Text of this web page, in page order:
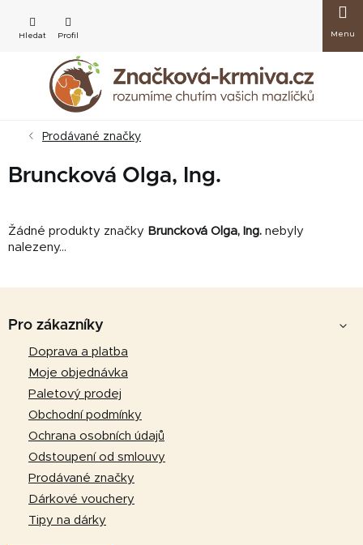
obsah
košík
Prodávané značky
Bruncková Olga, Ing.
Žádné produkty značky Bruncková Olga, Ing. nebyly
nalezeny...
Pro zákazníky
Doprava a platba
Moje objednávka
Paletový prodej
Obchodní podmínky
Ochrana osobních údajů
Odstoupení od smlouvy
Prodávané značky
Dárkové vouchery
Tipy na dárky